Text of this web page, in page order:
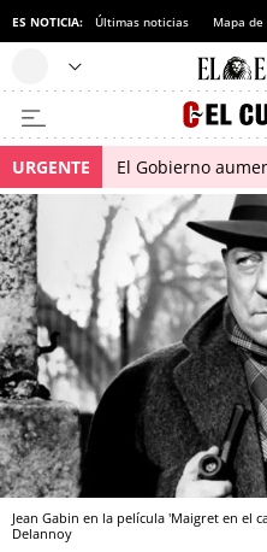
ES NOTICIA: Últimas noticias Mapa
URGENTE El Gobierno
Jean Gabin en la película 'Maigret en el
Delannoy